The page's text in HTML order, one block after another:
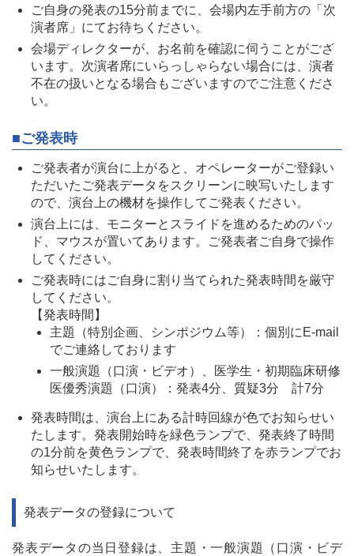
ご自身の発表の15分前までに、会場内左手前方の「次
演者席」にてお待ちください。
会場ディレクターが、お名前を確認に伺うことがござ
います。次演者席にいらっしゃらない場合には、演者
不在の扱いとなる場合もございますのでご注意くださ
い。
■ご発表時
ご発表者が演台に上がると、オペレーターがご登録い
ただいたご発表データをスクリーンに映写いたします
ので、演台上の機材を操作してご発表ください。
演台上には、モニターとスライドを進めるためのパッ
ド、マウスが置いてあります。ご発表者ご自身で操作
してください。
ご発表時にはご自身に割り当てられた発表時間を厳守
してください。
【発表時間】
主題（特別企画、シンポジウム等）：個別にE-mail
でご連絡しております
一般演題（口演・ビデオ）、医学生・初期臨床研修
医優秀演題（口演）：発表4分、質疑3分 計7分
発表時間は、演台上にある計時回線が色でお知らせい
たします。発表開始時を緑色ランプで、発表終了時間
の1分前を黄色ランプで、発表時間終了を赤ランプでお
知らせいたします。
発表データの登録について
発表データの当日登録は、主題・一般演題（口演・ビデ